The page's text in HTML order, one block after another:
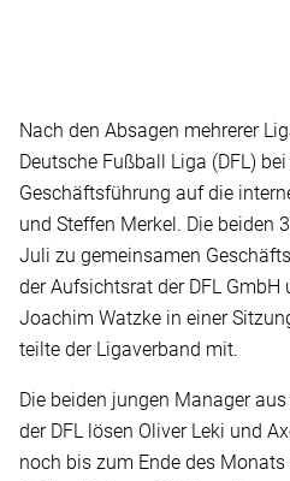
Nach den Absagen mehrerer
Deutsche Fußball Liga (DFL)
Geschäftsführung auf die
und Steffen Merkel. Die beiden
Juli zu gemeinsamen
der Aufsichtsrat der DFL
Joachim Watzke in einer
teilte der Ligaverband mit.
Die beiden jungen Manager
der DFL lösen Oliver Leki und
noch bis zum Ende des